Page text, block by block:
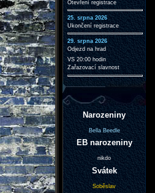
Otevření registrace
25. srpna 2026
Ukončení registrace
29. srpna 2026
Odjezd na hrad
VS 20:00 hodin
Zařazovací slavnost
Narozeniny
Bella Beedle
EB narozeniny
nikdo
Svátek
Soběslav